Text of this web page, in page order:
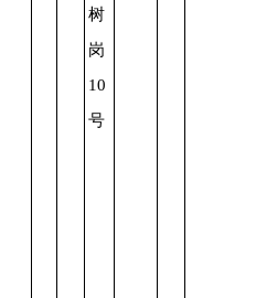
树
岗
10
号